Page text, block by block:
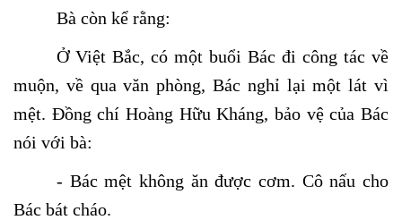
Bà còn kể rằng:
Ở Việt Bắc, có một buổi Bác đi công tác về
muộn, về qua văn phòng, Bác nghỉ lại một lát vì
mệt. Đồng chí Hoàng Hữu Kháng, bảo vệ của Bác
nói với bà:
- Bác mệt không ăn được cơm. Cô nấu cho
Bác bát cháo.